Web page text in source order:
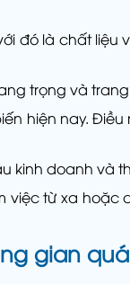
đó là chất liệu
trọng và
hiện nay.
kinh doanh và
việc từ xa hoặc
gian